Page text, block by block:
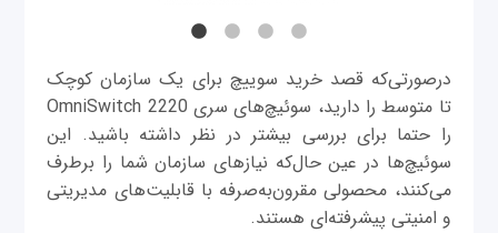
درصورتی‌که قصد خرید سوییچ برای یک سازمان کوچک
تا متوسط را دارید، سوئیچ‌های سری OmniSwitch 2220
را حتما برای بررسی بیشتر در نظر داشته باشید. این
سوئیچ‌ها در عین حال‌که نیازهای سازمان شما را برطرف
می‌کنند، محصولی مقرون‌به‌صرفه با قابلیت‌های مدیریتی
و امنیتی پیشرفته‌ای هستند.